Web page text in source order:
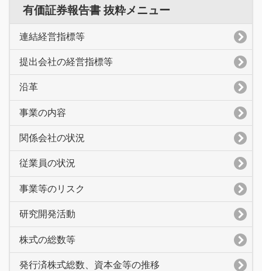
有価証券報告書 抜粋メニュー
連結経営指標等
提出会社の経営指標等
沿革
事業の内容
関係会社の状況
従業員の状況
事業等のリスク
研究開発活動
株式の総数等
発行済株式総数、資本金等の推移